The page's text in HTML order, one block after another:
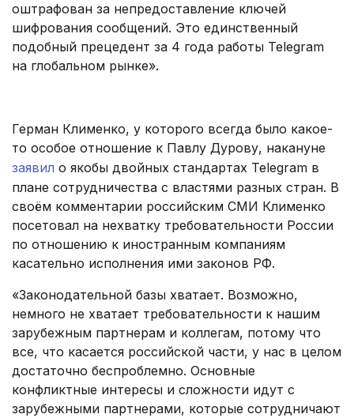
оштрафован за непредоставление ключей
шифрования сообщений. Это единственный
подобный прецедент за 4 года работы Telegram
на глобальном рынке».
Герман Клименко, у которого всегда было какое-
то особое отношение к Павлу Дурову, накануне
заявил о якобы двойных стандартах Telegram в
плане сотрудничества с властями разных стран. В
своём комментарии российским СМИ Клименко
посетовал на нехватку требовательности России
по отношению к иностранным компаниям
касательно исполнения ими законов РФ.
«Законодательной базы хватает. Возможно,
немного не хватает требовательности к нашим
зарубежным партнерам и коллегам, потому что
все, что касается российской части, у нас в целом
достаточно беспроблемно. Основные
конфликтные интересы и сложности идут с
зарубежными партнерами, которые сотрудничают